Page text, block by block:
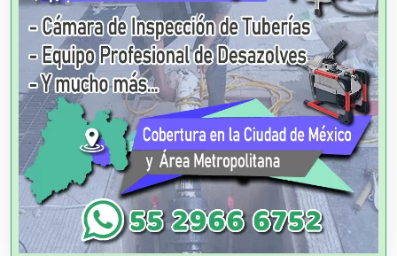
Artes Gráficas
Artesanías
Artículos de Oficina
Artículos de Piel